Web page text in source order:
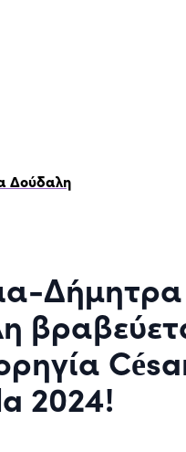
Δούδαλη
Δήμητρα
2024!